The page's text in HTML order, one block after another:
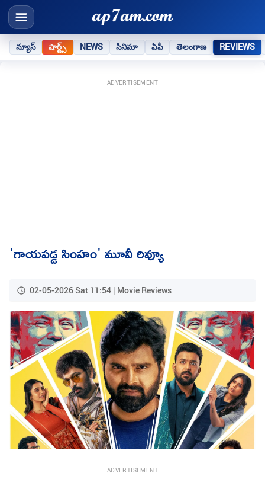
న్యూస్ షార్ట్స్ NEWS సినిమా ఏపీ తెలంగాణ REVIEWS
ADVERTISEMENT
'గాయపడ్డ సింహం' మూవీ రివ్యూ
02-05-2026 Sat 11:54 | Movie Reviews
ADVERTISEMENT